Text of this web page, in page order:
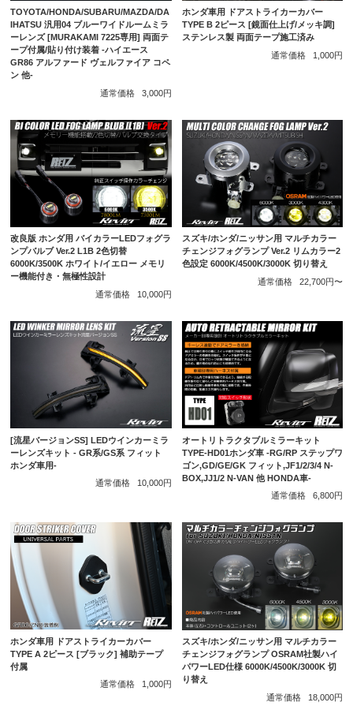
TOYOTA/HONDA/SUBARU/MAZDA/DA
IHATSU 汎用04 ブルーワイドルームミラ
ーレンズ [MURAKAMI 7225専用] 両面テ
ープ付属/貼り付け装着 -ハイエース
GR86 アルファード ヴェルファイア コペ
ン 他-
通常価格
3,000円
ホンダ車用 ドアストライカーカバー
TYPE B 2ピース [鏡面仕上げ/メッキ調]
ステンレス製 両面テープ施工済み
通常価格
1,000円
改良版 ホンダ用 バイカラーLEDフォグラ
ンプバルブ Ver.2 L1B 2色切替
6000K/3500K ホワイト/イエロー メモリ
ー機能付き・無極性設計
通常価格
10,000円
スズキ/ホンダ/ニッサン用 マルチカラー
チェンジフォグランプ Ver.2 リムカラー2
色設定 6000K/4500K/3000K 切り替え
通常価格
22,700円〜
[流星バージョンSS] LEDウインカーミラ
ーレンズキット - GR系/GS系 フィット
ホンダ車用-
通常価格
10,000円
オートリトラクタブルミラーキット
TYPE-HD01ホンダ車 -RG/RP ステップワ
ゴン,GD/GE/GK フィット,JF1/2/3/4 N-
BOX,JJ1/2 N-VAN 他 HONDA車-
通常価格
6,800円
ホンダ車用 ドアストライカーカバー
TYPE A 2ピース [ブラック] 補助テープ
付属
通常価格
1,000円
スズキ/ホンダ/ニッサン用 マルチカラー
チェンジフォグランプ OSRAM社製ハイ
パワーLED仕様 6000K/4500K/3000K 切
り替え
通常価格
18,000円